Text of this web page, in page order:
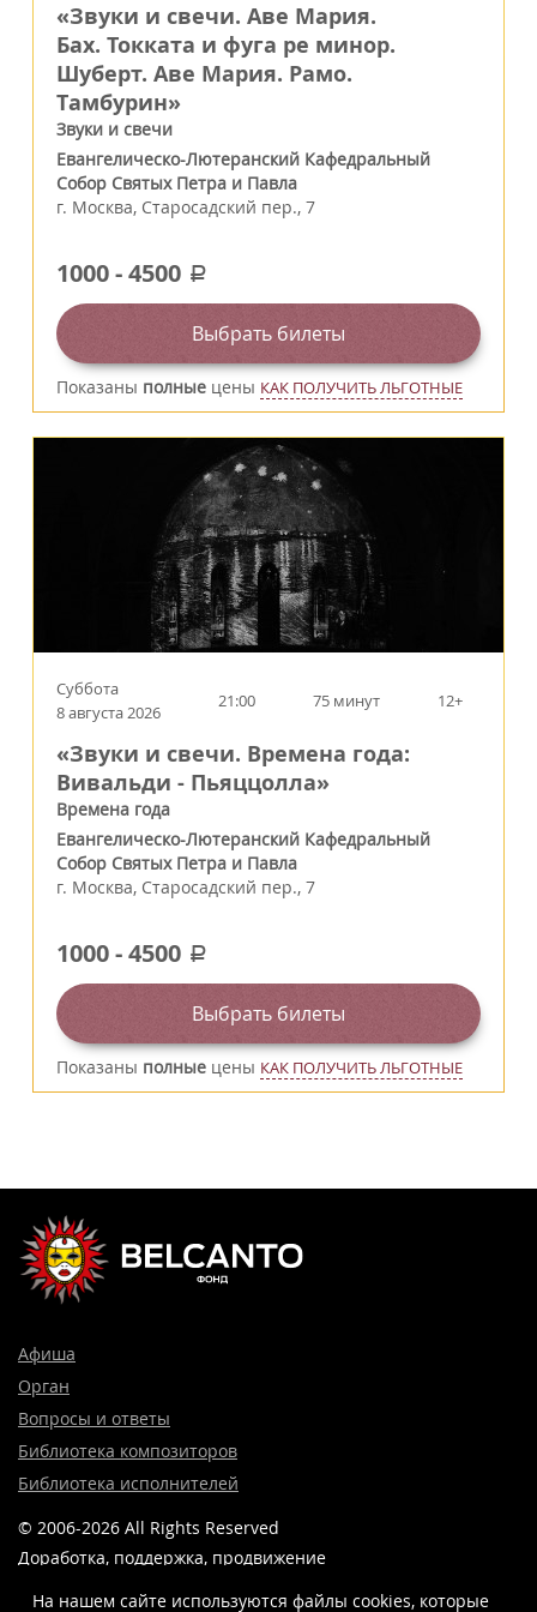
«Звуки и свечи. Аве Мария.
Бах. Токката и фуга ре минор.
Шуберт. Аве Мария. Рамо.
Тамбурин»
Звуки и свечи
Евангелическо-Лютеранский Кафедральный
Собор Святых Петра и Павла
г. Москва, Старосадский пер., 7
1000-4500 a
Выбрать билеты
Показаны полные цены КАК ПОЛУЧИТЬ ЛЬГОТНЫЕ
Суббота
8 августа 2026
21:00 75 минут 12+
«Звуки и свечи. Времена года:
Вивальди - Пьяццолла»
Времена года
Евангелическо-Лютеранский Кафедральный
Собор Святых Петра и Павла
г. Москва, Старосадский пер., 7
1000-4500 a
Выбрать билеты
Показаны полные цены КАК ПОЛУЧИТЬ ЛЬГОТНЫЕ
Афиша
Орган
Вопросы и ответы
Библиотека композиторов
Библиотека исполнителей
© 2006-2026 All Rights Reserved
Доработка, поддержка, продвижение
На нашем сайте используются файлы cookies, которые